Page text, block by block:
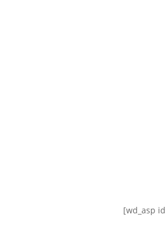
[wd_asp